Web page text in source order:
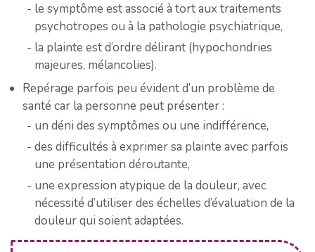
le symptôme est associé à tort aux traitements
psychotropes ou à la pathologie psychiatrique,
la plainte est d’ordre délirant (hypochondries
majeures, mélancolies).
Repérage parfois peu évident d’un problème de
santé car la personne peut présenter :
un déni des symptômes ou une indifférence,
des difficultés à exprimer sa plainte avec parfois
une présentation déroutante,
une expression atypique de la douleur, avec
nécessité d’utiliser des échelles d’évaluation de la
douleur qui soient adaptées.